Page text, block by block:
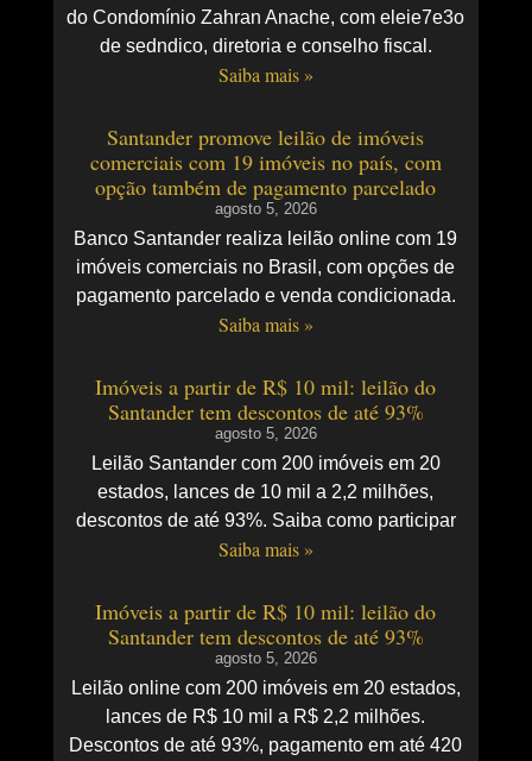
do Condomínio Zahran Anache, com eleie7e3o
de sedndico, diretoria e conselho fiscal.
Saiba mais »
Santander promove leilão de imóveis
comerciais com 19 imóveis no país, com
opção também de pagamento parcelado
agosto 5, 2026
Banco Santander realiza leilão online com 19
imóveis comerciais no Brasil, com opções de
pagamento parcelado e venda condicionada.
Saiba mais »
Imóveis a partir de R$ 10 mil: leilão do
Santander tem descontos de até 93%
agosto 5, 2026
Leilão Santander com 200 imóveis em 20
estados, lances de 10 mil a 2,2 milhões,
descontos de até 93%. Saiba como participar
Saiba mais »
Imóveis a partir de R$ 10 mil: leilão do
Santander tem descontos de até 93%
agosto 5, 2026
Leilão online com 200 imóveis em 20 estados,
lances de R$ 10 mil a R$ 2,2 milhões.
Descontos de até 93%, pagamento em até 420